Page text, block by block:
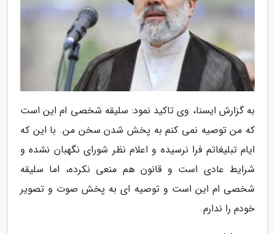
به گزارش ایسنا، وی تاکید نمود: سلیقه شخصی ام این است
که من توصیه نمی کنم به پخش شدن سخن من. با این که
ایام تبلیغاتم فرا نرسیده و اعلام نظر شورای نگهبان نشده و
شرایط عادی است و قانون هم منعی نکرده، اما سلیقه
شخصی ام این است و توصیه ای به پخش صوت و تصویر
خودم را ندارم.